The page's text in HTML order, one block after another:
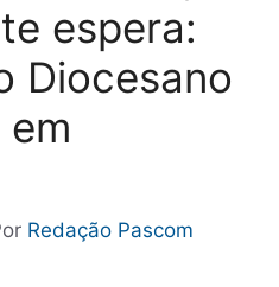
espera:
Diocesano
Redação Pascom